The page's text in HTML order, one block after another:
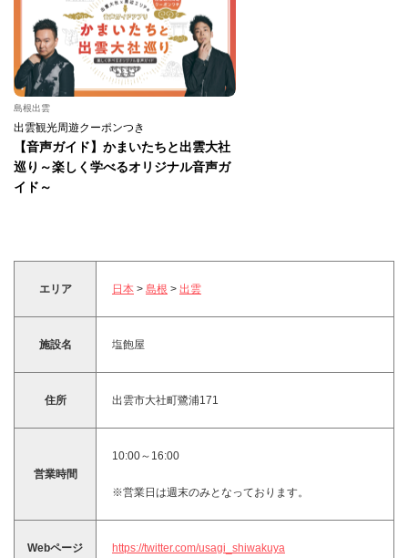
島根出雲
出雲観光周遊クーポンつき
【音声ガイド】かまいたちと出雲大社
巡り～楽しく学べるオリジナル音声ガ
イド～
エリア 日本 > 島根 > 出雲
施設名 塩飽屋
住所 出雲市大社町鷺浦171
営業時間
10:00～16:00
※営業日は週末のみとなっております。
Webページ https://twitter.com/usagi_shiwakuya